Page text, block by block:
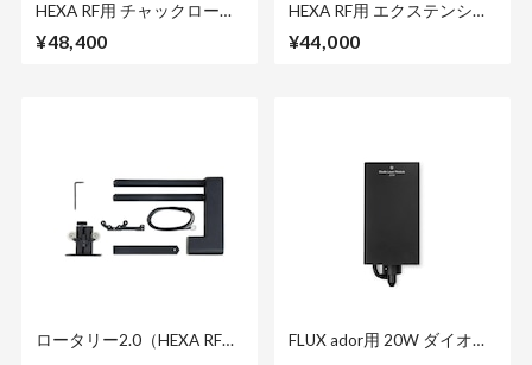
HEXA RF用 チャックロータ
リー
¥48,400
HEXA RF用 エクステンショ
ンポケット
¥44,000
ロータリー2.0（HEXA RF
FLUX ador用 20W ダイオー